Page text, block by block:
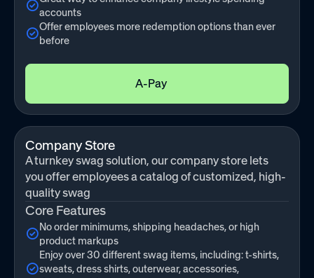
accounts
Offer employees more redemption options than ever
before
A-Pay
Company Store
A turnkey swag solution, our company store lets
you offer employees a catalog of customized, high-
quality swag
Core Features
No order minimums, shipping headaches, or high
product markups
Enjoy over 30 different swag items, including: t-shirts,
sweats, dress shirts, outerwear, accessories,